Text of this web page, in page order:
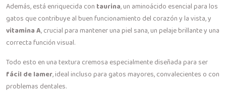
Además, está enriquecida con taurina, un aminoácido esencial para los
gatos que contribuye al buen funcionamiento del corazón y la vista, y
vitamina A, crucial para mantener una piel sana, un pelaje brillante y una
correcta función visual.
Todo esto en una textura cremosa especialmente diseñada para ser
fácil de lamer, ideal incluso para gatos mayores, convalecientes o con
problemas dentales.